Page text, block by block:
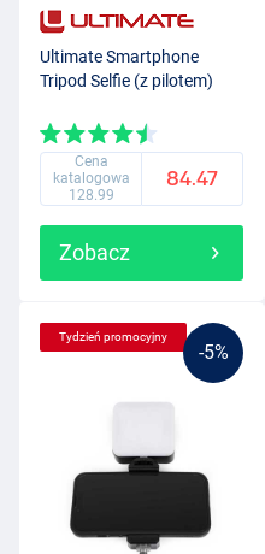
Ultimate Smartphone
Tripod Selfie (z pilotem)
Cena
katalogowa
128.99
84.47
Zobacz
-5%
Tydzień promocyjny